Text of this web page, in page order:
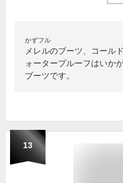
かずフル
メレルのブーツ、コール
ォータープルーフはいか
ブーツです。
13